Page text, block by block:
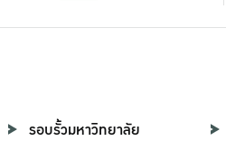
รอบรั้วมหาวิทยาลัย